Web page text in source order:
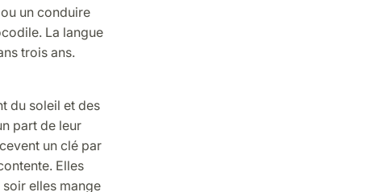
un conduire
La langue
trois ans.
du soleil et des
part de leur
un clé par
Elles
elles mange